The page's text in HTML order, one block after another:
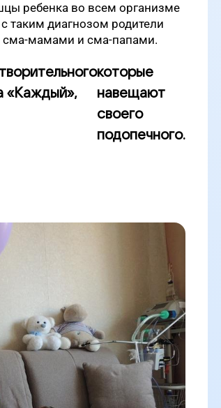
ребенка во всем организме
таким диагнозом родители
сма-мамами и сма-папами.
«Каждый»,
которые
навещают
своего
подопечного.